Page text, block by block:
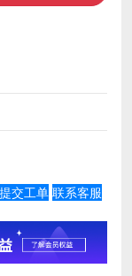
提交工单 联系客服